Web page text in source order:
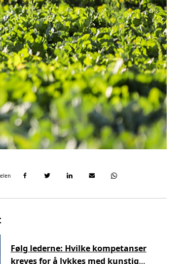
Følg lederne: Hvilke kompetanser
kreves for å lykkes med kunstig